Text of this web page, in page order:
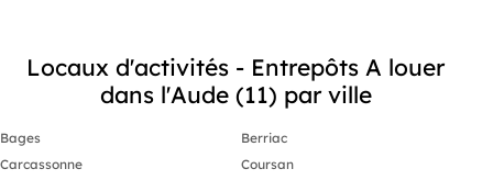
Locaux d'activités - Entrepôts A louer
dans l'Aude (11) par ville
Bages
Berriac
Carcassonne
Coursan